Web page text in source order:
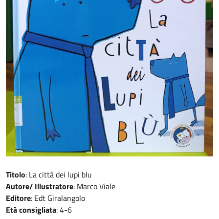
Titolo: La città dei lupi blu
Autore/ Illustratore: Marco Viale
Editore: Edt Giralangolo
Età consigliata: 4-6